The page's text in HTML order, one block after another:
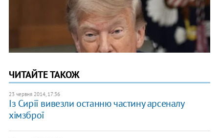
ЧИТАЙТЕ ТАКОЖ
23 червня 2014, 17:36
Із Сирії вивезли останню частину арсеналу
хімзброї